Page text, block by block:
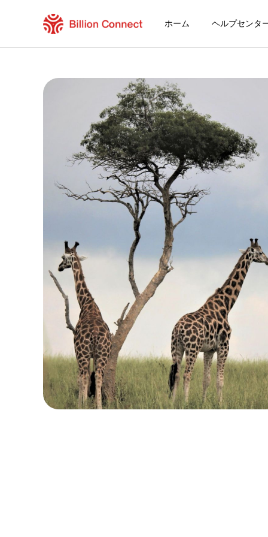
ホーム ヘルプセンタ
現在の目的地の周遊プラン
AlgeriaでBillion Connect eSIMを利用す
Billion Connect 北アフリカ eSIM [4ヶ国]
目的地とデータプランを選ぶ
eSIMをインストールする
データプランを利用する
安定したインターネット接続
24時間年中無休のカスタマーサービス
簡単なインストール
国内の電話番号をそのままキープ
ローカル・周遊プラン